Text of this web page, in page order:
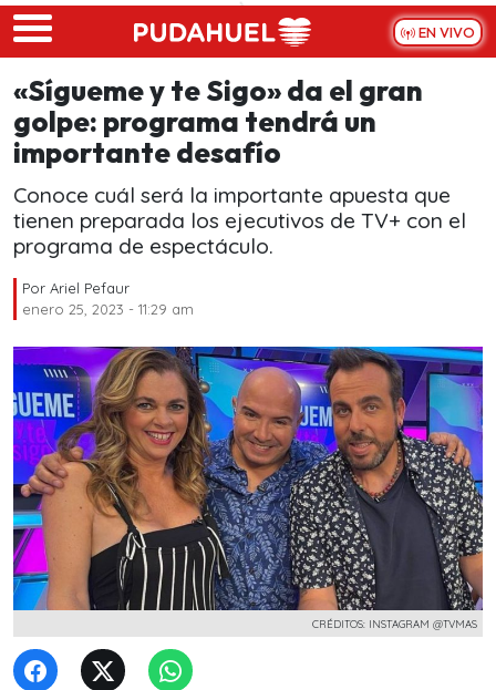
Skip to main content
EN VIVO
«Sígueme y te Sigo» da el gran
golpe: programa tendrá un
importante desafío
Conoce cuál será la importante apuesta que
tienen preparada los ejecutivos de TV+ con el
programa de espectáculo.
Por Ariel Pefaur
enero 25, 2023 - 11:29 am
CRÉDITOS: INSTAGRAM @TVMAS